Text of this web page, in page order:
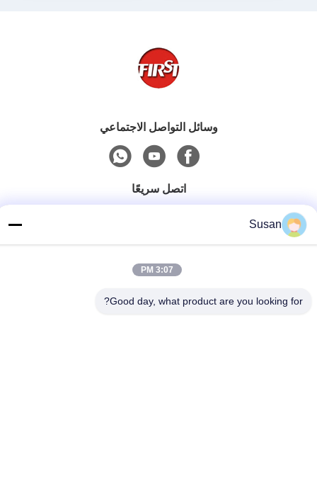
وسائل التواصل الاجتماعي
اتصل سريعًا
هاتف
Susan
3:07 PM
Good day, what product are you looking for?